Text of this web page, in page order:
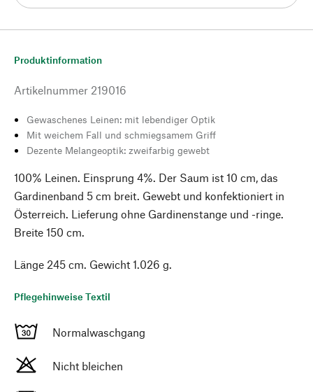
Produktinformation
Artikelnummer 219016
Gewaschenes Leinen: mit lebendiger Optik
Mit weichem Fall und schmiegsamem Griff
Dezente Melangeoptik: zweifarbig gewebt
100% Leinen. Einsprung 4%. Der Saum ist 10 cm, das
Gardinenband 5 cm breit. Gewebt und konfektioniert in
Österreich. Lieferung ohne Gardinenstange und -ringe.
Breite 150 cm.
Länge 245 cm. Gewicht 1.026 g.
Pflegehinweise Textil
Normalwaschgang
Nicht bleichen